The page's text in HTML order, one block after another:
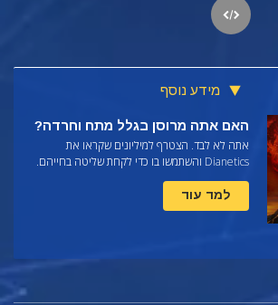
מידע נוסף
האם אתה מרוסן בגלל מתח וחרדה?
אתה לא לבד. הצטרף למיליונים שקראו את
Dianetics והשתמשו בו כדי לקחת שליטה בחייהם.
למד עוד